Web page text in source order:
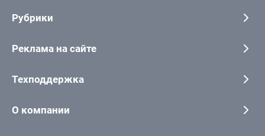
Рубрики
Реклама на сайте
Техподдержка
О компании